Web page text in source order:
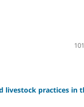
livestock practices in